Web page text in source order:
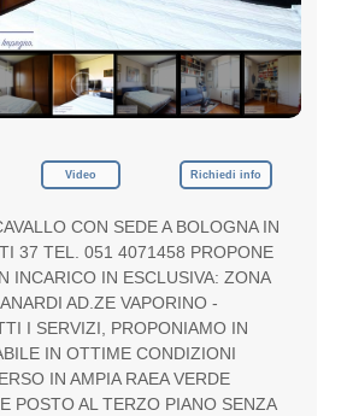
e
g
n
o
o
G
u
a
d
g
n
o
Video Richiedi info
CON SEDE A BOLOGNA IN
37 TEL. 051 4071458 PROPONE
INCARICO IN ESCLUSIVA: ZONA
AD.ZE VAPORINO -
I SERVIZI, PROPONIAMO IN
IN OTTIME CONDIZIONI
IN AMPIA RAEA VERDE
POSTO AL TERZO PIANO SENZA